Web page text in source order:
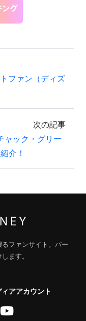
ファン（ディズ
次の記事
ャック・グリー
介！
ファンサイト。パー
ます。
アアカウント